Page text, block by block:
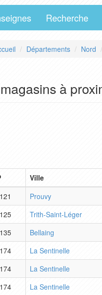
Recherche
Départements Nord
à
Ville
Prouvy
Trith-Saint-Léger
Bellaing
La Sentinelle
La Sentinelle
La Sentinelle